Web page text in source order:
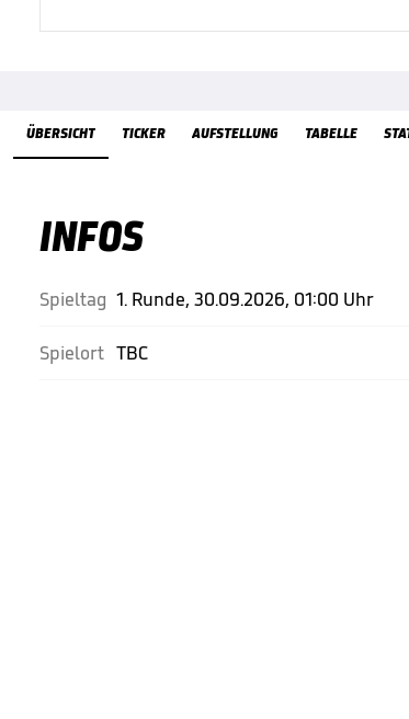
ÜBERSICHT TICKER AUFSTELLUNG TABELLE
Übersicht
INFOS
Spieltag
Spielort
1. Runde, 30.09.2026, 01:00 Uhr
TBC